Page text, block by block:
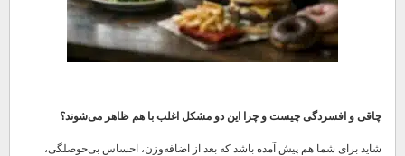
چاقی و افسردگی چیست و چرا این دو مشکل اغلب با هم ظاهر می‌شوند؟
شاید برای شما هم پیش آمده باشد که بعد از اضافه‌وزن، احساس بی‌حوصلگی،